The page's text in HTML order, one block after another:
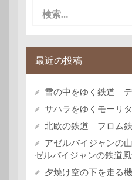
最近の投稿
雪の中をゆく鉄道
サハラをゆくモーリ
北欧の鉄道 フロム
アゼルバイジャンの
ゼルバイジャンの鉄道
夕焼け空の下を走る